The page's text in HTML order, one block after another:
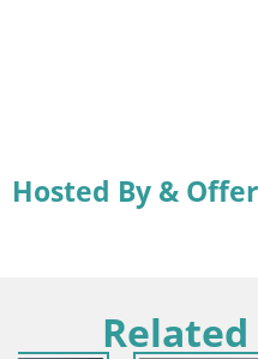
Hosted By & Offer